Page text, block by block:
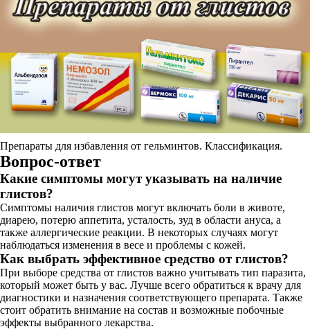
Препараты для избавления от гельминтов. Классификация.
Вопрос-ответ
Какие симптомы могут указывать на наличие
глистов?
Симптомы наличия глистов могут включать боли в животе,
диарею, потерю аппетита, усталость, зуд в области ануса, а
также аллергические реакции. В некоторых случаях могут
наблюдаться изменения в весе и проблемы с кожей.
Как выбрать эффективное средство от глистов?
При выборе средства от глистов важно учитывать тип паразита,
который может быть у вас. Лучше всего обратиться к врачу для
диагностики и назначения соответствующего препарата. Также
стоит обратить внимание на состав и возможные побочные
эффекты выбранного лекарства.